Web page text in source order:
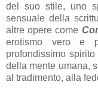
del suo stile, uno
sensuale della
altre opere come
erotismo vero e
profondissimo
della mente umana,
al tradimento, alla